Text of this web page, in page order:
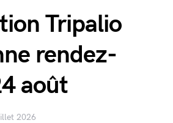
Tripalio
rendez-
août
2026